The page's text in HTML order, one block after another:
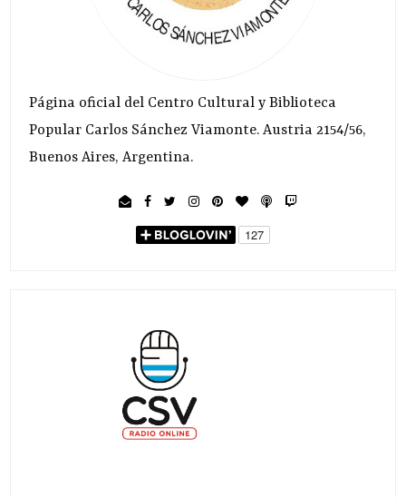
Página oficial del Centro Cultural y Biblioteca
Popular Carlos Sánchez Viamonte. Austria 2154/56,
Buenos Aires, Argentina.